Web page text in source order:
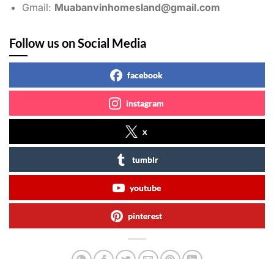
Gmail: Muabanvinhomesland@gmail.com
Follow us on Social Media
facebook
instagram
x
tumblr
youtube
pinterest